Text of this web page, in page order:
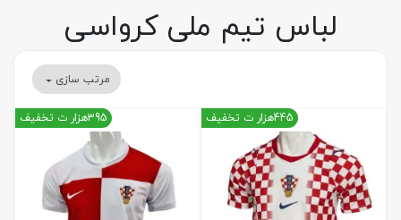
لباس تیم ملی کرواسی
مرتب سازی
445هزار ت تخفیف 395هزار ت تخفیف